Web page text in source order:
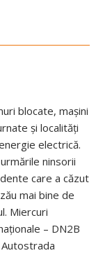
blocate, mașini
și localități
electrică.
ninsorii
care a căzut
mai bine de
Miercuri
– DN2B
Autostrada